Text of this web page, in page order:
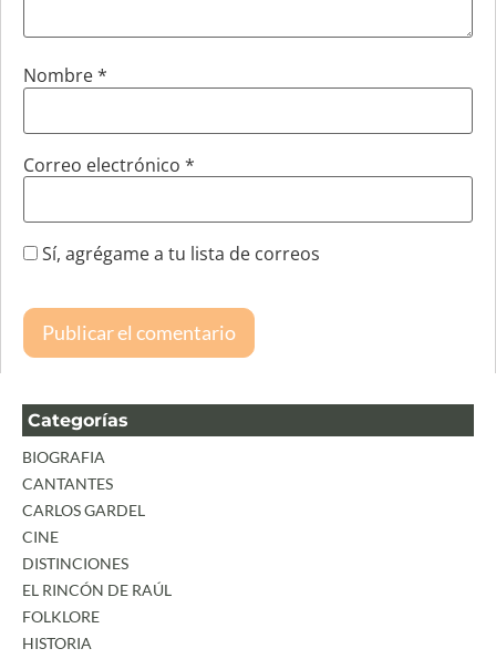
Nombre*
Correo electrónico *
Sí, agrégame a tu lista de correos
Categorías
BIOGRAFIA
CANTANTES
CARLOS GARDEL
CINE
DISTINCIONES
EL RINCÓN DE RAÚL
FOLKLORE
HISTORIA